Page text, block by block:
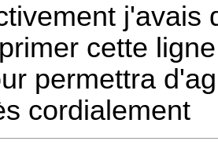
j'avais
cette
permettra
cordialement